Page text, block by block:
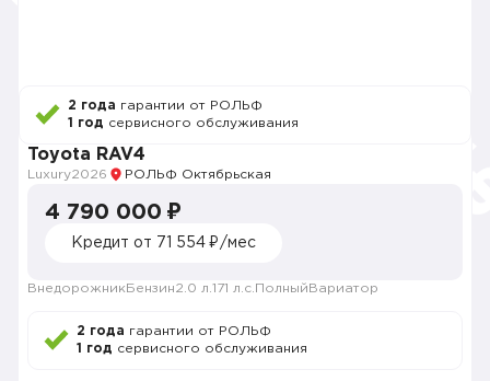
2 года гарантии от РОЛЬФ
1 год сервисного обслуживания
Toyota RAV4
Luxury2026 РОЛЬФ Октябрьская
4 790 000 ₽
Кредит от 71 554 ₽/мес
Внедорожник Бензин2.0 л. 171 л.с. Полный Вариатор
2 года гарантии от РОЛЬФ
1 год сервисного обслуживания